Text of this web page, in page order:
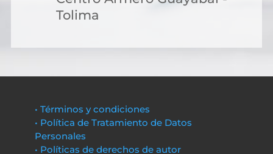
Tolima
• Términos y condiciones
• Política de Tratamiento de Datos
Personales
• Políticas de derechos de autor